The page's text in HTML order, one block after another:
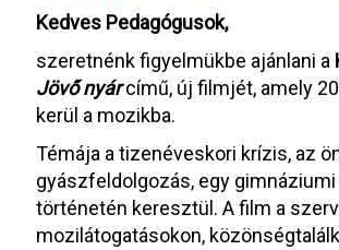
Kedves Pedagógusok,
szeretnénk figyelmükbe ajánlani a
Jövő nyárcímű, új filmjét, amely
kerül a mozikba.
Témája a tizenéveskori krízis, az
gyászfeldolgozás, egy
történetén keresztül. A film a
mozilátogatásokon,